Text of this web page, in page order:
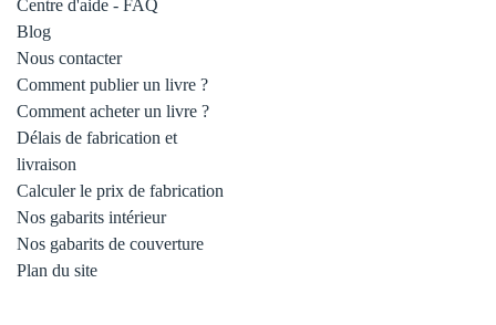
Centre d'aide - FAQ
Blog
Nous contacter
Comment publier un livre ?
Comment acheter un livre ?
Délais de fabrication et
livraison
Calculer le prix de fabrication
Nos gabarits intérieur
Nos gabarits de couverture
Plan du site